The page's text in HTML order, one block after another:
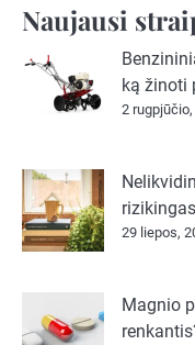
Naujausi
ką žinoti
2
29 liepos,
Magnio